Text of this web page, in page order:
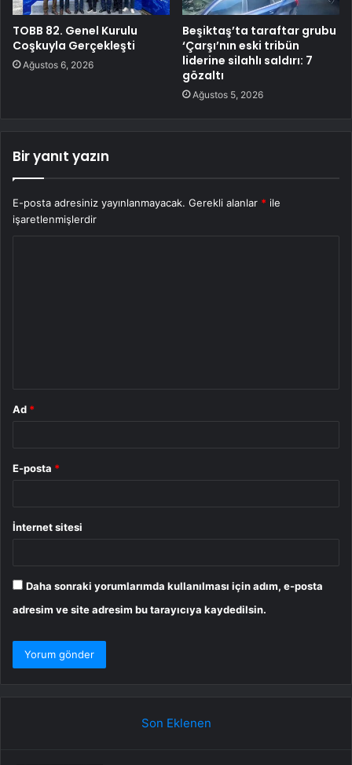
TOBB 82. Genel Kurulu
Coşkuyla Gerçekleşti
Ağustos 6, 2026
Beşiktaş’ta taraftar grubu
‘Çarşı’nın eski tribün
liderine silahlı saldırı: 7
gözaltı
Ağustos 5, 2026
Bir yanıt yazın
E-posta adresiniz yayınlanmayacak. Gerekli alanlar * ile
işaretlenmişlerdir
Ad *
E-posta *
İnternet sitesi
Daha sonraki yorumlarımda kullanılması için adım, e-posta
adresim ve site adresim bu tarayıcıya kaydedilsin.
Son Eklenen